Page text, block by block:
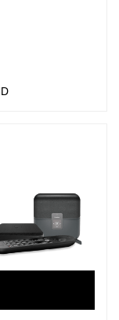
mois, Engagement 12 mois